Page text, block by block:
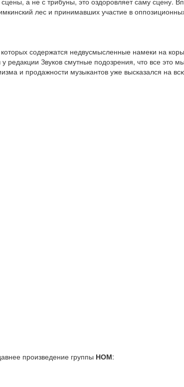
лес и принимавших участие в
содержатся недвусмысленные намеки на
редакции Звуков смутные подозрения, что все это
и продажности музыкантов уже высказался на
произведение группы НОМ: